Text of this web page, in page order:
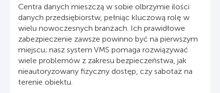
Centra danych mieszczą w sobie olbrzymie ilości
danych przedsiębiorstw, pełniąc kluczową rolę w
wielu nowoczesnych branżach. Ich prawidłowe
zabezpieczenie zawsze powinno być na pierwszym
miejscu; nasz system VMS pomaga rozwiązywać
wiele problemów z zakresu bezpieczeństwa, jak
nieautoryzowany fizyczny dostęp, czy sabotaż na
terenie obiektu.